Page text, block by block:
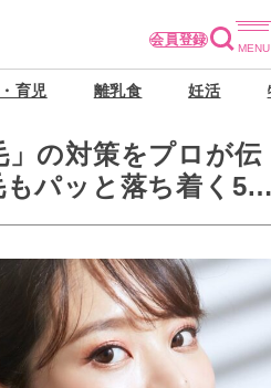
会員登録
育児 離乳食 妊活
の対策をプロが伝
パッと落ち着く5